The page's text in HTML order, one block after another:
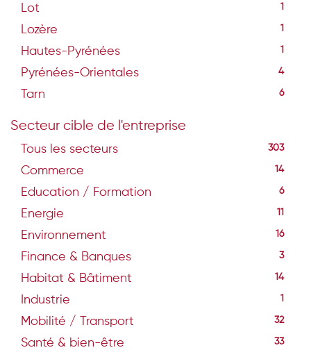
Lot 1
Lozère 1
Hautes-Pyrénées 1
Pyrénées-Orientales 4
Tarn 6
Secteur cible de l'entreprise
Tous les secteurs 303
Commerce 14
Education / Formation 6
Energie 11
Environnement 16
Finance & Banques 3
Habitat & Bâtiment 14
Industrie 1
Mobilité / Transport 32
Santé & bien-être 33